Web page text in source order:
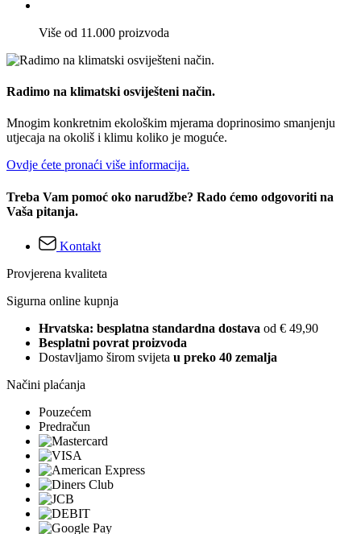
Više od 11.000 proizvoda
Radimo na klimatski osviješteni način.
Mnogim konkretnim ekološkim mjerama doprinosimo smanjenju
utjecaja na okoliš i klimu koliko je moguće.
Ovdje ćete pronaći više informacija.
Treba Vam pomoć oko narudžbe? Rado ćemo odgovoriti na
Vaša pitanja.
Kontakt
Provjerena kvaliteta
Sigurna online kupnja
Hrvatska: besplatna standardna dostava od € 49,90
Besplatni povrat proizvoda
Dostavljamo širom svijeta u preko 40 zemalja
Načini plaćanja
Pouzećem
Predračun